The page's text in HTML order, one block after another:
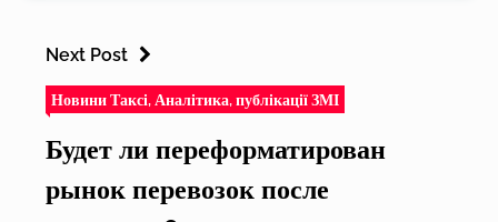
Next Post
Новини Таксі, Аналітика, публікації ЗМІ
Будет ли переформатирован
рынок перевозок после